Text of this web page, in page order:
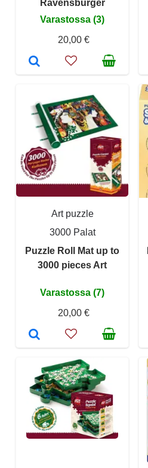
Ravensburger
Varastossa (3)
20,00 €
Art puzzle
3000 Palat
Puzzle Roll Mat up to
3000 pieces Art
Varastossa (7)
20,00 €